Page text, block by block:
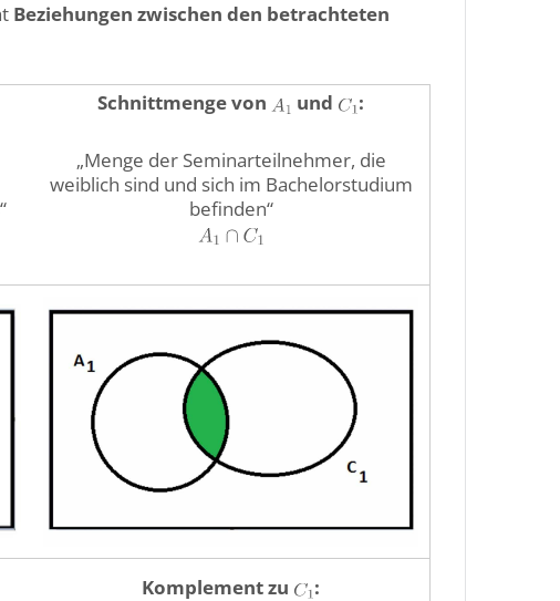
Beziehungen zwischen den betrachteten
Schnittmenge von und :
„Menge der Seminarteilnehmer, die
weiblich sind und sich im Bachelorstudium
befinden“
Komplement zu :